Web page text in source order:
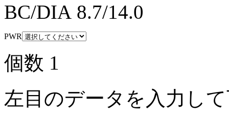
BC/DIA 8.7/14.0
PWR
個数 1
左目のデータを入力し